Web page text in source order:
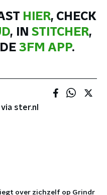
HIER, CHECK
, IN STITCHER,
3FM APP.
ster.nl
over zichzelf op Grindr